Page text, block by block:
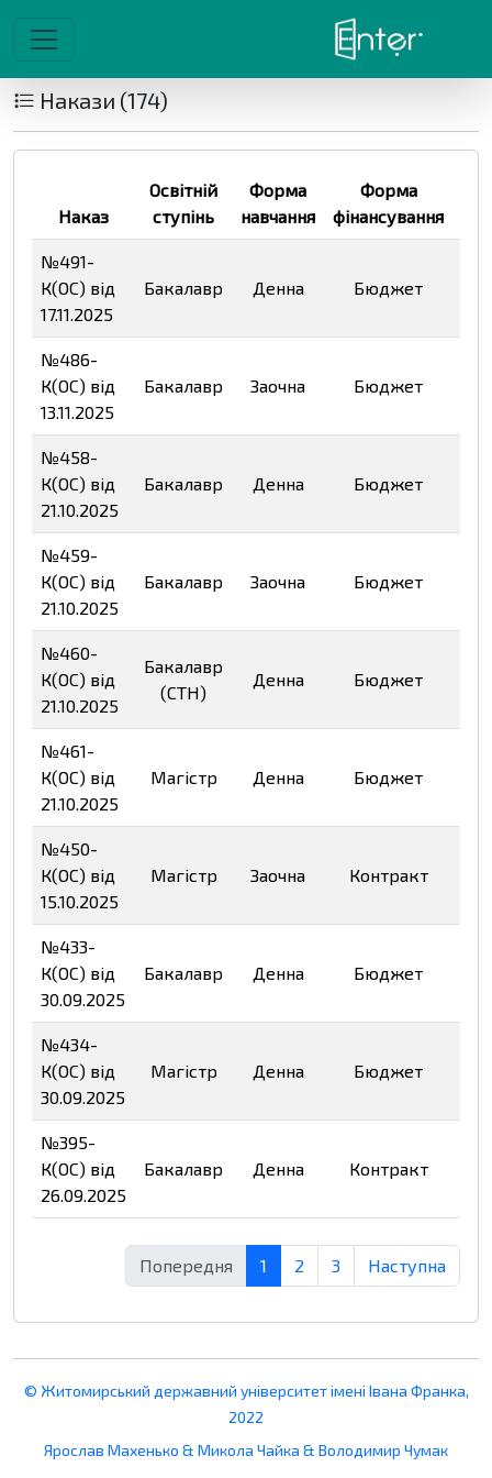
Накази (174)
Наказ
Освітній
ступінь
Форма
навчання
Форма
фінансування
№491-
К(ОС) від
17.11.2025
Бакалавр Денна Бюджет
№486-
К(ОС) від
13.11.2025
Бакалавр Заочна Бюджет
№458-
К(ОС) від
21.10.2025
Бакалавр Денна Бюджет
№459-
К(ОС) від
21.10.2025
Бакалавр Заочна Бюджет
№460-
К(ОС) від
21.10.2025
Бакалавр
(СТН)
Денна Бюджет
№461-
К(ОС) від
21.10.2025
Магістр Денна Бюджет
№450-
К(ОС) від
15.10.2025
Магістр Заочна Контракт
№433-
К(ОС) від
30.09.2025
Бакалавр Денна Бюджет
№434-
К(ОС) від
30.09.2025
Магістр Денна Бюджет
№395-
К(ОС) від
26.09.2025
Бакалавр Денна Контракт
Попередня 1 2 3 Наступна
© Житомирський державний університет імені Івана Франка,
2022
Ярослав Махенько & Микола Чайка & Володимир Чумак